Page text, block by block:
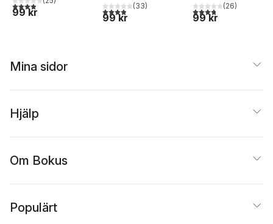
3,9utav 5 stjärnor. Totalt antal röster:
99 kr
3,9utav 5 stjärnor. Totalt antal röster:
(33)
99 kr
3,8utav 5 stjärnor.
(26)
99 kr
Mina sidor
Hjälp
Om Bokus
Populärt